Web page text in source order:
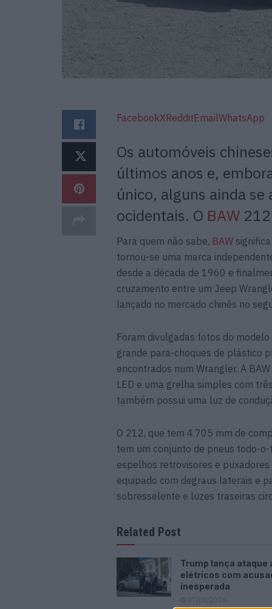
FacebookXRedditEmailWhatsApp
Os automóveis
últimos anos e,
único, alguns ainda
ocidentais. O BAW
Para quem não sabe, BAW
tornou-se uma marca
desde a década de 1960 e
cruzamento entre um Jeep
lançado no mercado chinês no
Foram divulgadas fotos do
grande para-choques de plástico
encontrados num Wrangler. A
LED e uma grelha simples com
também possui uma luz de
O 212, que tem 4.705 mm de
tem um conjunto de pneus todo-
espelhos retrovisores e
equipado com degraus laterais e
sobresselente e luzes traseiras
Related Post
Trump lança ataque
elétricos com
inesperada
07/08/2026